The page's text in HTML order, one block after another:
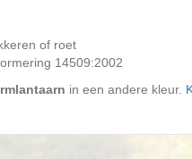
of roet
14509:2002
in een andere kleur.